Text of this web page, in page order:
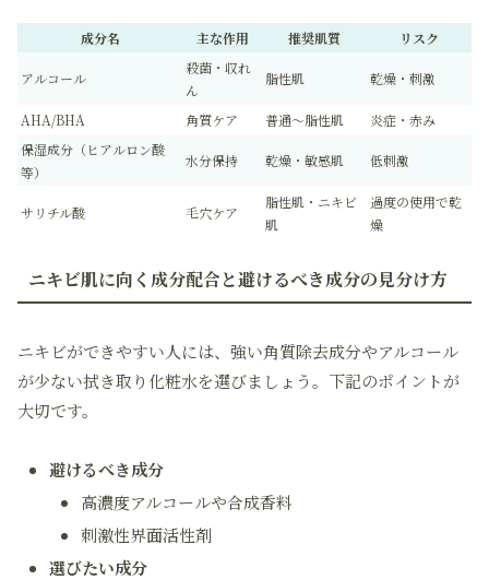
成分名 主な作用 推奨肌質 リスク
アルコール
殺菌・収れ
ん
脂性肌 乾燥・刺激
AHA/BHA 角質ケア 普通～脂性肌
炎症・赤み
保湿成分（ヒアルロン酸
等）
水分保持 乾燥・敏感肌 低刺激
サリチル酸 毛穴ケア
脂性肌・ニキビ
肌
過度の使用で乾
燥
ニキビ肌に向く成分配合と避けるべき成分の見分け方
ニキビができやすい人には、強い角質除去成分やアルコール
が少ない拭き取り化粧水を選びましょう。下記のポイントが
大切です。
避けるべき成分
高濃度アルコールや合成香料
刺激性界面活性剤
選びたい成分